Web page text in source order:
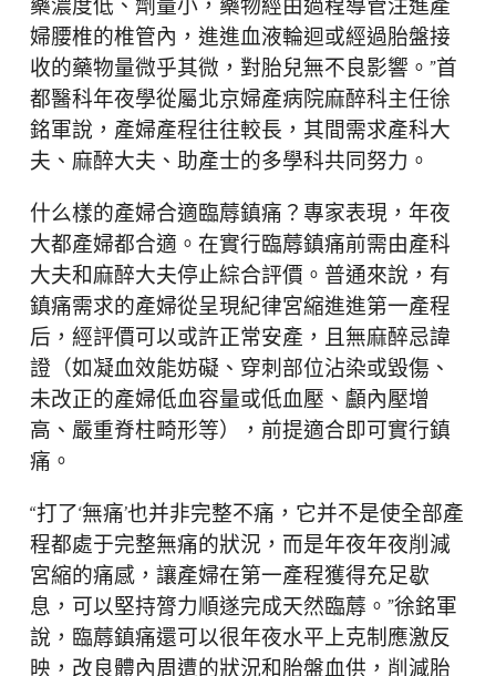
藥濃度低、劑量小，藥物經由過程導管注進產
婦腰椎的椎管內，進進血液輪迴或經過胎盤接
收的藥物量微乎其微，對胎兒無不良影響。”首
都醫科年夜學從屬北京婦產病院麻醉科主任徐
銘軍說，產婦產程往往較長，其間需求產科大
夫、麻醉大夫、助產士的多學科共同努力。
什么樣的產婦合適臨蓐鎮痛？專家表現，年夜
大都產婦都合適。在實行臨蓐鎮痛前需由產科
大夫和麻醉大夫停止綜合評價。普通來說，有
鎮痛需求的產婦從呈現紀律宮縮進進第一產程
后，經評價可以或許正常安產，且無麻醉忌諱
證（如凝血效能妨礙、穿刺部位沾染或毀傷、
未改正的產婦低血容量或低血壓、顱內壓增
高、嚴重脊柱畸形等），前提適合即可實行鎮
痛。
“打了‘無痛’也并非完整不痛，它并不是使全部產
程都處于完整無痛的狀況，而是年夜年夜削減
宮縮的痛感，讓產婦在第一產程獲得充足歇
息，可以堅持膂力順遂完成天然臨蓐。”徐銘軍
說，臨蓐鎮痛還可以很年夜水平上克制應激反
映，改良體內周遭的狀況和胎盤血供，削減胎